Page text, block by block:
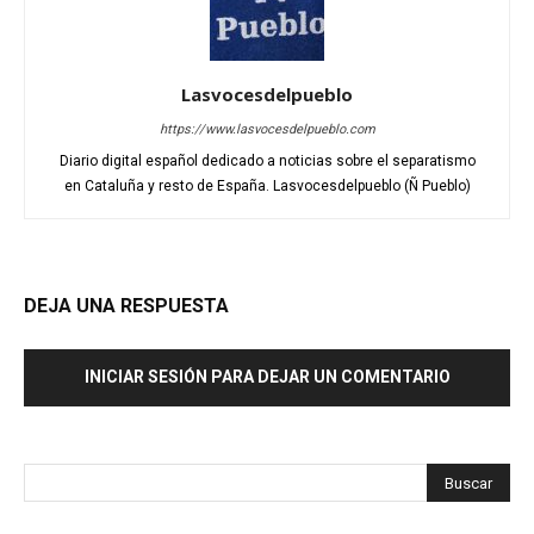
Lasvocesdelpueblo
https://www.lasvocesdelpueblo.com
Diario digital español dedicado a noticias sobre el separatismo
en Cataluña y resto de España. Lasvocesdelpueblo (Ñ Pueblo)
DEJA UNA RESPUESTA
INICIAR SESIÓN PARA DEJAR UN COMENTARIO